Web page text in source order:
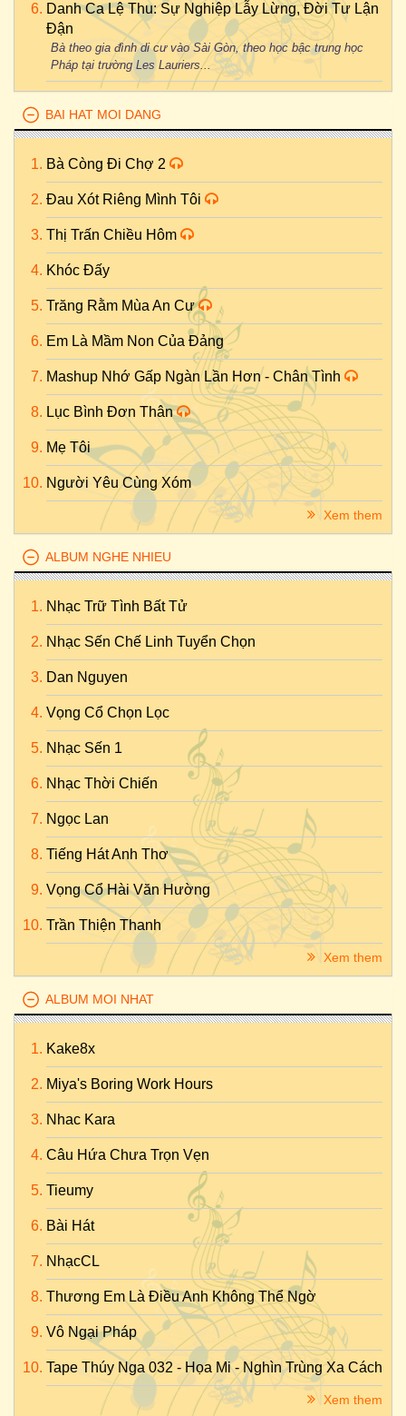
Danh Ca Lệ Thu: Sự Nghiệp Lẫy Lừng, Đời Tư Lận
Đận
Bà theo gia đình di cư vào Sài Gòn, theo học bậc trung học
Pháp tại trường Les Lauriers...
BAI HAT MOI DANG
Bà Còng Đi Chợ 2
Đau Xót Riêng Mình Tôi
Thị Trấn Chiều Hôm
Khóc Đấy
Trăng Rằm Mùa An Cư
Em Là Mầm Non Của Đảng
Mashup Nhớ Gấp Ngàn Lần Hơn - Chân Tình
Lục Bình Đơn Thân
Mẹ Tôi
Người Yêu Cùng Xóm
Xem them
ALBUM NGHE NHIEU
Nhạc Trữ Tình Bất Tử
Nhạc Sến Chế Linh Tuyển Chọn
Dan Nguyen
Vọng Cổ Chọn Lọc
Nhạc Sến 1
Nhạc Thời Chiến
Ngọc Lan
Tiếng Hát Anh Thơ
Vọng Cổ Hài Văn Hường
Trần Thiện Thanh
Xem them
ALBUM MOI NHAT
Kake8x
Miya's Boring Work Hours
Nhac Kara
Câu Hứa Chưa Trọn Vẹn
Tieumy
Bài Hát
NhạcCL
Thương Em Là Điều Anh Không Thể Ngờ
Vô Ngại Pháp
Tape Thúy Nga 032 - Họa Mi - Nghìn Trùng Xa Cách
Xem them